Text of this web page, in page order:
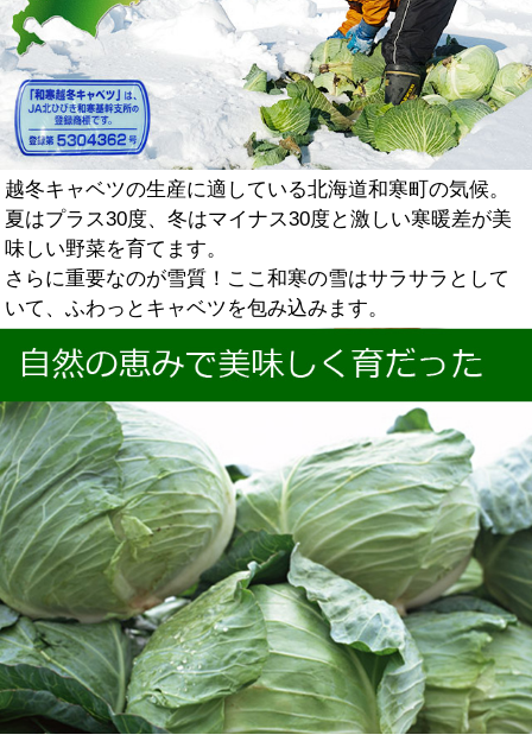
越冬キャベツの生産に適している北海道和寒町の気候。
夏はプラス30度、冬はマイナス30度と激しい寒暖差が美
味しい野菜を育てます。
さらに重要なのが雪質！ここ和寒の雪はサラサラとして
いて、ふわっとキャベツを包み込みます。